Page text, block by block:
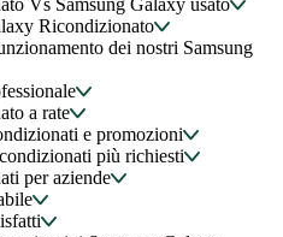
Vs Samsung Galaxy usato
Ricondizionato
dei nostri Samsung
a rate
e promozioni
più richiesti
per aziende